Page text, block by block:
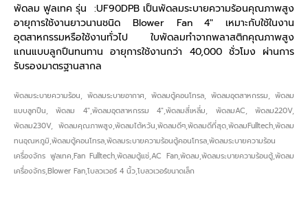
พัดลม ฟูลเทค รุ่น :UF90DPB เป็นพัดลมระบายความร้อนคุณภาพสูง
อายุการใช้งานยาวนานชนิด Blower Fan 4″ เหมาะกับใช้ในงาน
อุตสาหกรรมหรือใช้งานทั่วไป ใบพัดลมทำจากพลาสติกคุณภาพสูง
แกนแบบลูกปืนทนทาน อายุการใช้งานกว่า 40,000 ชั่วโมง ผ่านการ
รับรองมาตรฐานสากล
พัดลมระบายความร้อน, พัดลมระบายอากาศ, พัดลมตู้คอนโทรล, พัดลมอุตสาหกรรม, พัดลม
แบบลูกปืน, พัดลม 4″,พัดลมอุตสาหกรรม 4″,พัดลมสี่เหลี่ม, พัดลมAC, พัดลม220V,
พัดลม230V, พัดลมคุณภาพสูง,พัดลมไต้หวัน,พัดลมดีๆ,พัดลมดีที่สุด,พัดลมFulltech,พัดลม
ทนอุณหภูมิ,พัดลมตู้คอนโทรล,พัดลมระบายความร้อนตู้คอนโทรล,พัดลมระบายความร้อน
เครื่องจักร ฟูลเทค,Fan Fulltech,พัดลมตู้แช่,AC Fan,พัดลม,พัดลมระบายความร้อนตู้,พัดลม
เครื่องจักร,Blower Fan,โบลวเวอร์ 4 นิ้ว,โบลวเวอร์ขนาดเล็ก